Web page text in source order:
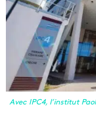
Avec IPC4, l’institut